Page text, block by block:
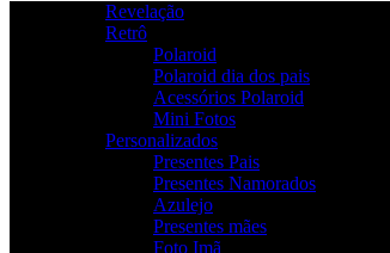
Revelação
Retrô
Polaroid
Polaroid dia dos pais
Acessórios Polaroid
Mini Fotos
Personalizados
Presentes Pais
Presentes Namorados
Azulejo
Presentes mães
Foto Imã